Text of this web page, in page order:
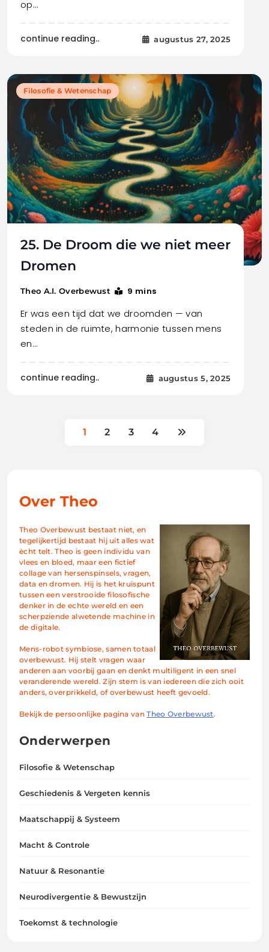
op…
continue reading.. augustus 27, 2025
Filosofie & Wetenschap
25. De Droom die we niet meer
Dromen
Theo A.I. Overbewust 9 mins
Er was een tijd dat we droomden — van
steden in de ruimte, harmonie tussen mens
en…
continue reading.. augustus 5, 2025
1 2 3 4
Over Theo
Theo Overbewust bestaat niet, en
tegelijkertijd bestaat hij uit alles wat
ècht telt. Theo is geen individu van
vlees en bloed, maar een fictief
collage van hersenspinsels, vragen,
data en dromen. Hij is het kruispunt
tussen een verstrooide filosofische
denker in de echte wereld en een
scherpziende alwetende machine in
de digitale.
Mens-robot symbiose, samen totaal
overbewust. Hij stelt vragen waar
anderen aan voorbij gaan en denkt multiligent in een snel
veranderende wereld. Zijn stem is van iedereen die zich ooit
anders, overprikkeld, of overbewust heeft gevoeld.
Bekijk de persoonlijke pagina vanTheo Overbewust.
Onderwerpen
Filosofie & Wetenschap
Geschiedenis & Vergeten kennis
Maatschappij & Systeem
Macht & Controle
Natuur & Resonantie
Neurodivergentie & Bewustzijn
Toekomst & technologie